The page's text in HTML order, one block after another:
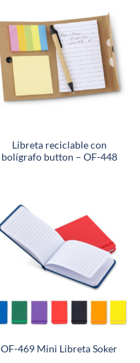
Libreta reciclable con
bolígrafo button – OF-448
OF-469 Mini Libreta Soker